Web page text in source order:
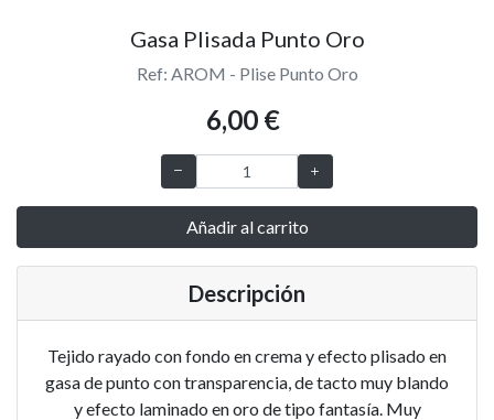
Gasa Plisada Punto Oro
Ref: AROM - Plise Punto Oro
6,00 €
Añadir al carrito
Descripción
Tejido rayado con fondo en crema y efecto plisado en
gasa de punto con transparencia, de tacto muy blando
y efecto laminado en oro de tipo fantasía. Muy